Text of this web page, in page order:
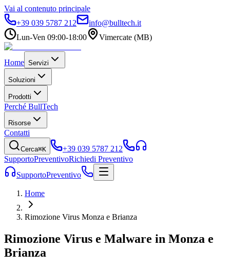
Vai al contenuto principale
+39 039 5787 212
info@bulltech.it
Lun-Ven 09:00-18:00
Vimercate (MB)
Home Servizi
Soluzioni
Prodotti
Perché BullTech
Risorse
Contatti
Cerca⌘K
+39 039 5787 212
SupportoPreventivoRichiedi Preventivo
SupportoPreventivo
Home
Rimozione Virus Monza e Brianza
Rimozione Virus e Malware in Monza e
Brianza